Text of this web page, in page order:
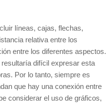
líneas, cajas, flechas,
relativa entre los
entre los diferentes aspectos.
difícil expresar esta
Por lo tanto, siempre es
que hay una conexión entre
considerar el uso de gráficos,